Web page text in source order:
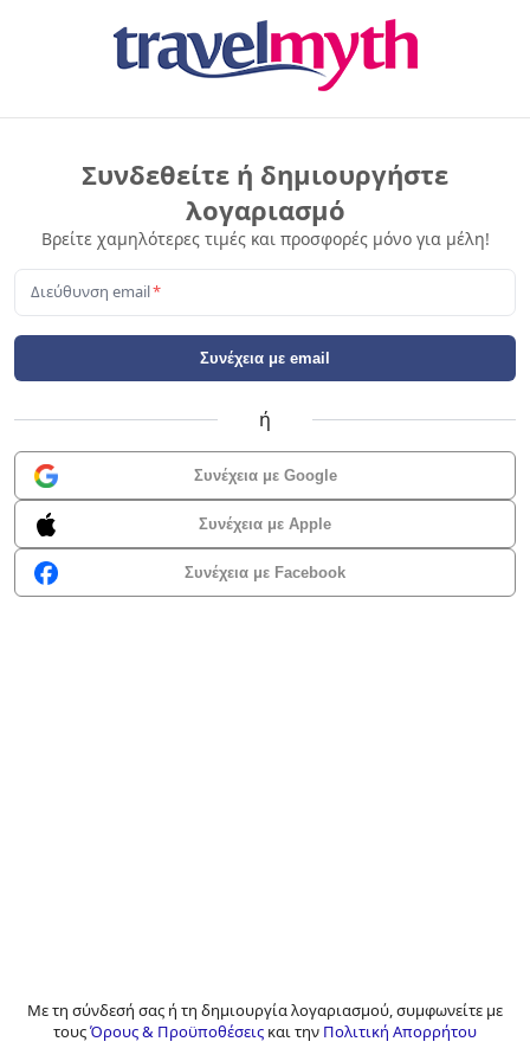
Συνδεθείτε ή δημιουργήστε
λογαριασμό
Βρείτε χαμηλότερες τιμές και προσφορές μόνο για μέλη!
Διεύθυνση email*
Συνέχεια με email
ή
Συνέχεια με Google
Συνέχεια με Apple
Συνέχεια με Facebook
Με τη σύνδεσή σας ή τη δημιουργία λογαριασμού, συμφωνείτε με
τουςΌρους & Προϋποθέσεις και την Πολιτική Απορρήτου